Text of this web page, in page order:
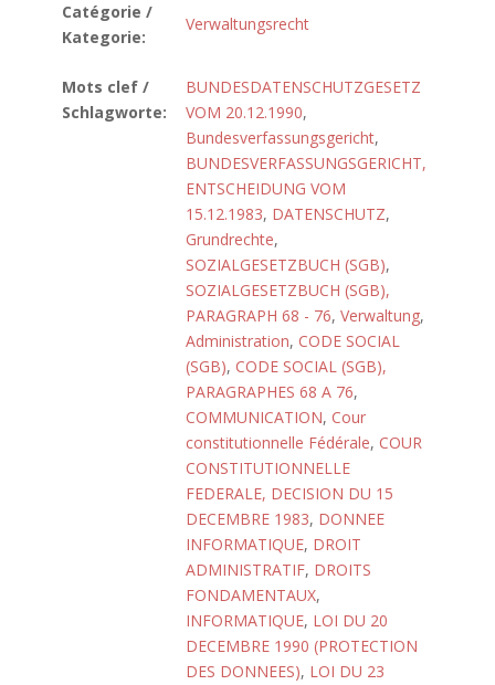
Catégorie /
Kategorie:
Verwaltungsrecht
Mots clef /
Schlagworte:
BUNDESDATENSCHUTZGESETZ
VOM 20.12.1990,
Bundesverfassungsgericht,
BUNDESVERFASSUNGSGERICHT,
ENTSCHEIDUNG VOM
15.12.1983, DATENSCHUTZ,
Grundrechte,
SOZIALGESETZBUCH (SGB),
SOZIALGESETZBUCH (SGB),
PARAGRAPH 68 - 76, Verwaltung,
Administration, CODE SOCIAL
(SGB), CODE SOCIAL (SGB),
PARAGRAPHES 68 A 76,
COMMUNICATION, Cour
constitutionnelle Fédérale, COUR
CONSTITUTIONNELLE
FEDERALE, DECISION DU 15
DECEMBRE 1983, DONNEE
INFORMATIQUE, DROIT
ADMINISTRATIF, DROITS
FONDAMENTAUX,
INFORMATIQUE, LOI DU 20
DECEMBRE 1990 (PROTECTION
DES DONNEES), LOI DU 23